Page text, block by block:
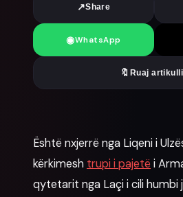
↗Share
◉WhatsApp
🔖 Ruaj
Është nxjerrë nga Liqeni i
kërkimesh trupi i pajetë i
qytetarit nga Laçi i cili humbi